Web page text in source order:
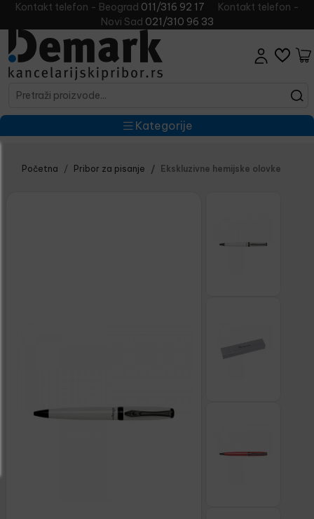
Kontakt telefon - Beograd 011/316 92 17
Kontakt telefon -
Novi Sad 021/310 96 33
Kategorije
Početna Pribor za pisanje Ekskluzivne hemijske olovke